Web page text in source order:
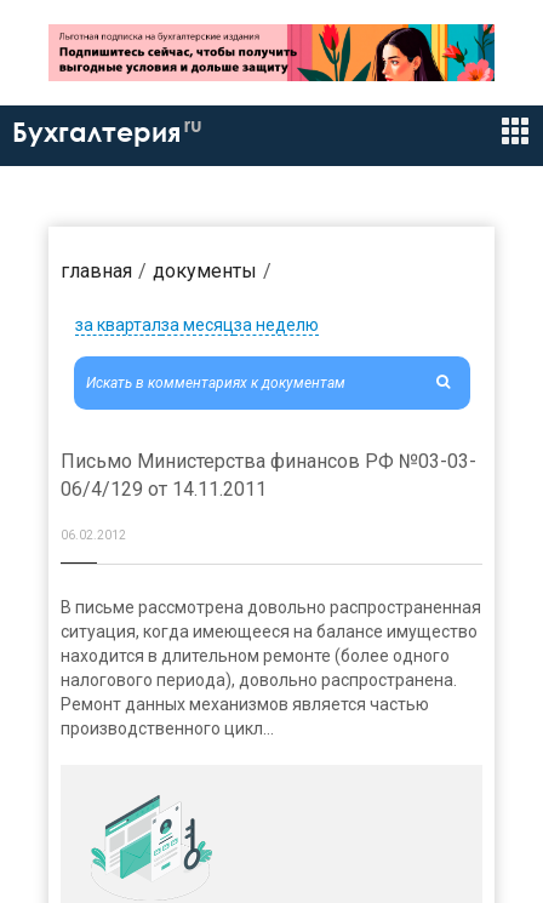
Бухгалтерия ru
главная документы
за кварталза месяцза неделю
Письмо Министерства финансов РФ №03-03-
06/4/129 от 14.11.2011
06.02.2012
В письме рассмотрена довольно распространенная
ситуация, когда имеющееся на балансе имущество
находится в длительном ремонте (более одного
налогового периода), довольно распространена.
Ремонт данных механизмов является частью
производственного цикл...